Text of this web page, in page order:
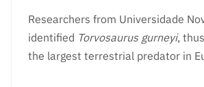
Researchers from Universidade
identified Torvosaurus gurneyi,
the largest terrestrial predator in